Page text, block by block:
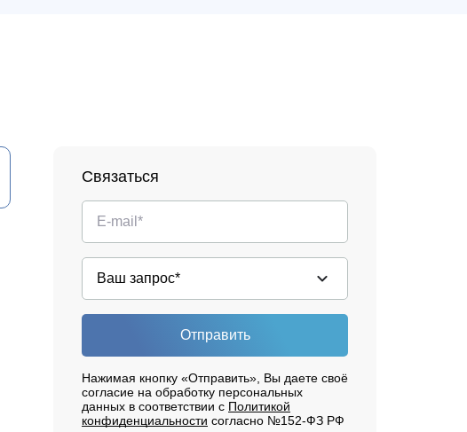
Связаться
Отправить
Нажимая кнопку «Отправить», Вы даете своё
согласие на обработку персональных
данных в соответствии с Политикой
конфиденциальности согласно №152-ФЗ РФ